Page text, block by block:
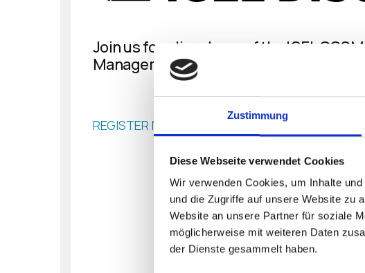
Zustimmung
Diese Webseite verwendet Cookies
Wir verwenden Cookies, um Inhalte
und die Zugriffe auf unsere Website zu
Website an unsere Partner für soziale
möglicherweise mit weiteren Daten
der Dienste gesammelt haben.
Join us for a live demo of the IGEL
Management Suite 12 (UMS12) –
REGISTER NOW
< BACK TO